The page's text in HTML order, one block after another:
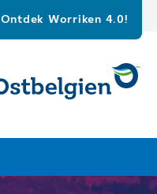
Ontdek Worriken 4.0!